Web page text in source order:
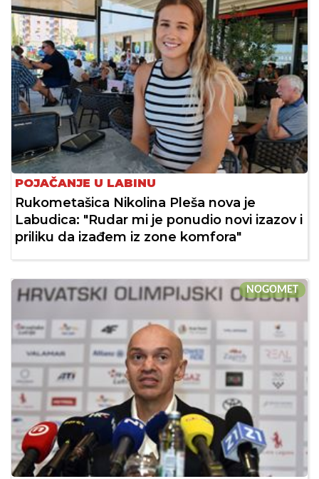
POJAČANJE U LABINU
Rukometašica Nikolina Pleša nova je
Labudica: "Rudar mi je ponudio novi izazov i
priliku da izađem iz zone komfora"
NOGOMET